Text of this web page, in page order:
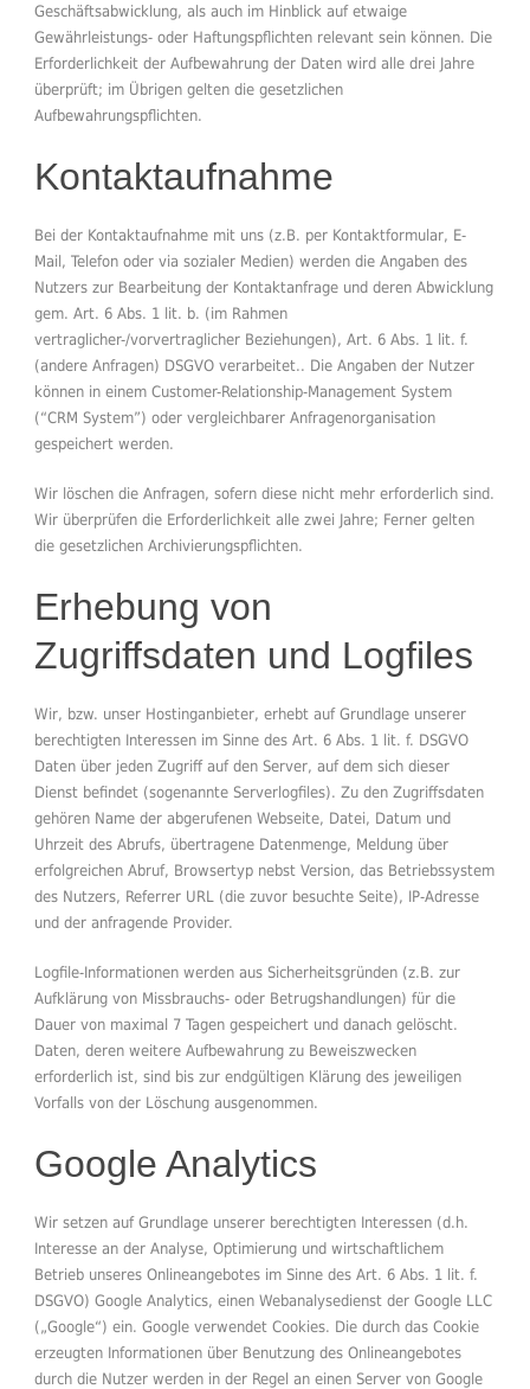
Geschäftsabwicklung, als auch im Hinblick auf etwaige
Gewährleistungs- oder Haftungspflichten relevant sein können. Die
Erforderlichkeit der Aufbewahrung der Daten wird alle drei Jahre
überprüft; im Übrigen gelten die gesetzlichen
Aufbewahrungspflichten.
Kontaktaufnahme
Bei der Kontaktaufnahme mit uns (z.B. per Kontaktformular, E-
Mail, Telefon oder via sozialer Medien) werden die Angaben des
Nutzers zur Bearbeitung der Kontaktanfrage und deren Abwicklung
gem. Art. 6 Abs. 1 lit. b. (im Rahmen
vertraglicher-/vorvertraglicher Beziehungen), Art. 6 Abs. 1 lit. f.
(andere Anfragen) DSGVO verarbeitet.. Die Angaben der Nutzer
können in einem Customer-Relationship-Management System
(“CRM System”) oder vergleichbarer Anfragenorganisation
gespeichert werden.
Wir löschen die Anfragen, sofern diese nicht mehr erforderlich sind.
Wir überprüfen die Erforderlichkeit alle zwei Jahre; Ferner gelten
die gesetzlichen Archivierungspflichten.
Erhebung von
Zugriffsdaten und Logfiles
Wir, bzw. unser Hostinganbieter, erhebt auf Grundlage unserer
berechtigten Interessen im Sinne des Art. 6 Abs. 1 lit. f. DSGVO
Daten über jeden Zugriff auf den Server, auf dem sich dieser
Dienst befindet (sogenannte Serverlogfiles). Zu den Zugriffsdaten
gehören Name der abgerufenen Webseite, Datei, Datum und
Uhrzeit des Abrufs, übertragene Datenmenge, Meldung über
erfolgreichen Abruf, Browsertyp nebst Version, das Betriebssystem
des Nutzers, Referrer URL (die zuvor besuchte Seite), IP-Adresse
und der anfragende Provider.
Logfile-Informationen werden aus Sicherheitsgründen (z.B. zur
Aufklärung von Missbrauchs- oder Betrugshandlungen) für die
Dauer von maximal 7 Tagen gespeichert und danach gelöscht.
Daten, deren weitere Aufbewahrung zu Beweiszwecken
erforderlich ist, sind bis zur endgültigen Klärung des jeweiligen
Vorfalls von der Löschung ausgenommen.
Google Analytics
Wir setzen auf Grundlage unserer berechtigten Interessen (d.h.
Interesse an der Analyse, Optimierung und wirtschaftlichem
Betrieb unseres Onlineangebotes im Sinne des Art. 6 Abs. 1 lit. f.
DSGVO) Google Analytics, einen Webanalysedienst der Google LLC
(„Google“) ein. Google verwendet Cookies. Die durch das Cookie
erzeugten Informationen über Benutzung des Onlineangebotes
durch die Nutzer werden in der Regel an einen Server von Google